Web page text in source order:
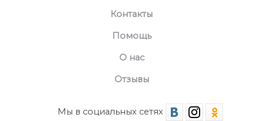
Контакты
Помощь
О нас
Отзывы
Мы в социальных сетях